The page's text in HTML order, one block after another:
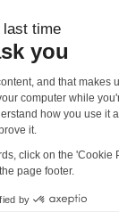
modul je